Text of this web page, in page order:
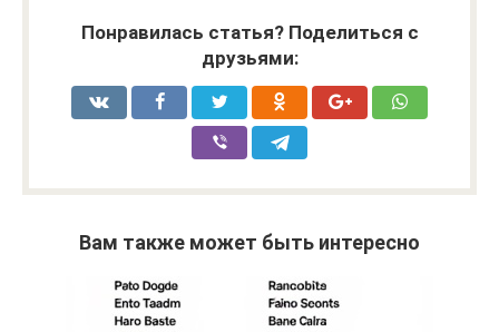
Понравилась статья? Поделиться с
друзьями:
Вам также может быть интересно